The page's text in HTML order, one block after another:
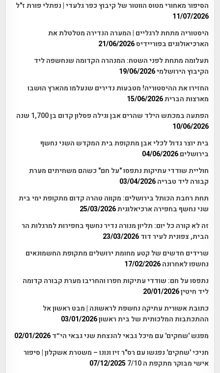
הסיפור מאחורי מטוס הווטור של קיבוץ כפר גלעדי | נפתלי פורת ז"ל
11/07/2026
היסטוריה מתחת לרגליים | המערה הנדירה מטלטלת את
הארכיאולוגים בפוריידיס21/06/2026
תעלומה מתחת לפני השטח: המנהרה הקדומה שנחשפה ליד
הקיבוץ הירושלמי19/06/2026
החזירו את ההיסטוריה! מטבעות נדירים שנעלמו מהארץ הושבו
מארצות הברית15/06/2026
הפתעה במכתש הילד שהרים אבן וגילה פסלון קדום בן 1,700 שנה
10/06/2026
בית יוצר גדול לכלי אבן מתקופת בית המקדש השני נחשף
בירושלים 04/06/2026
חוליית שודדי עתיקות נתפסו "על חם" כשהם משחיתים מערת
קבורה ליד טבריה 03/04/2026
תחת רחבת הכותל בירושלים: מקווה טהרה קדום מתקופת ימי בית
שני נחשף בחפירה ארכיאלוגית25/03/2026
זה לא קורה כל יום: תליון מנורה נדיר נחשף בחפירות למרגלות הר
הבית, צפונית לעיר דוד 23/03/2026
שרידים חדשים של קטע מחומת ירושלים מתקופת החשמונאים
נחשפו לאחרונה 17/02/2026
נתפסו על חם: שודדי עתיקות חפרו והחריבו מערת קבורה קדומה
ליד חיטין20/01/2026
כתובת אשורית עתיקה נחשפת לראשונה | מבט ראשון אל
ההתכתבות המלכותית של בית ראשון03/01/2026
מפגש 'שחקים' עם מיכל גבאי להנצחת שני גבאי הי״ד 02/01/2026
חניכי 'שחקים' נפגשו עם רס"ר זיו ונונו – משטרת אשקלון | סיפור
אישי מבוקר מתקפת ה 7/10
07/12/2025